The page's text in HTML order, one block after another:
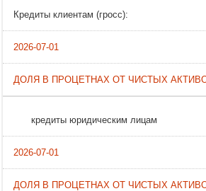
Кредиты клиентам (гросс):
кредиты юридическим лицам